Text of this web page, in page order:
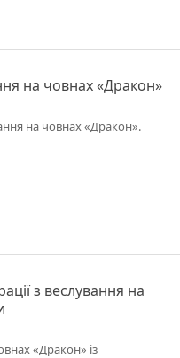
на човнах «Дракон»
на човнах «Дракон».
з веслування на
«Дракон» із